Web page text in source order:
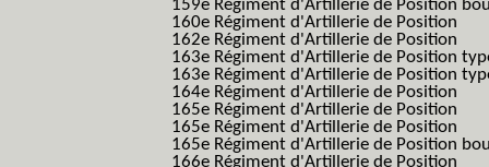
159e Régiment d'Artillerie de Position
160e Régiment d'Artillerie de Position
162e Régiment d'Artillerie de Position
163e Régiment d'Artillerie de Position
163e Régiment d'Artillerie de Position
164e Régiment d'Artillerie de Position
165e Régiment d'Artillerie de Position
165e Régiment d'Artillerie de Position
165e Régiment d'Artillerie de Position
166e Régiment d'Artillerie de Position